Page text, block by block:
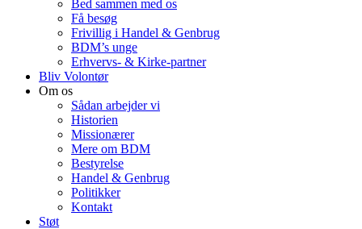
Bed sammen med os
Få besøg
Frivillig i Handel & Genbrug
BDM’s unge
Erhvervs- & Kirke-partner
Bliv Volontør
Om os
Sådan arbejder vi
Historien
Missionærer
Mere om BDM
Bestyrelse
Handel & Genbrug
Politikker
Kontakt
Støt